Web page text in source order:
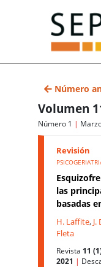
Número
Volumen
Número 1 |
Revisión
las
basadas
H. Laffite,
Fleta
Revista 11
2021 |